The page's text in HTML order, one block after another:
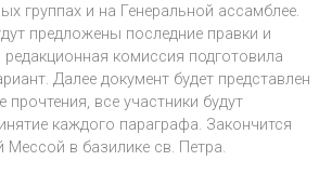
группах и на Генеральной ассамблее.
предложены последние правки и
комиссия подготовила
Далее документ будет представлен
прочтения, все участники будут
каждого параграфа. Закончится
Мессой в базилике св. Петра.